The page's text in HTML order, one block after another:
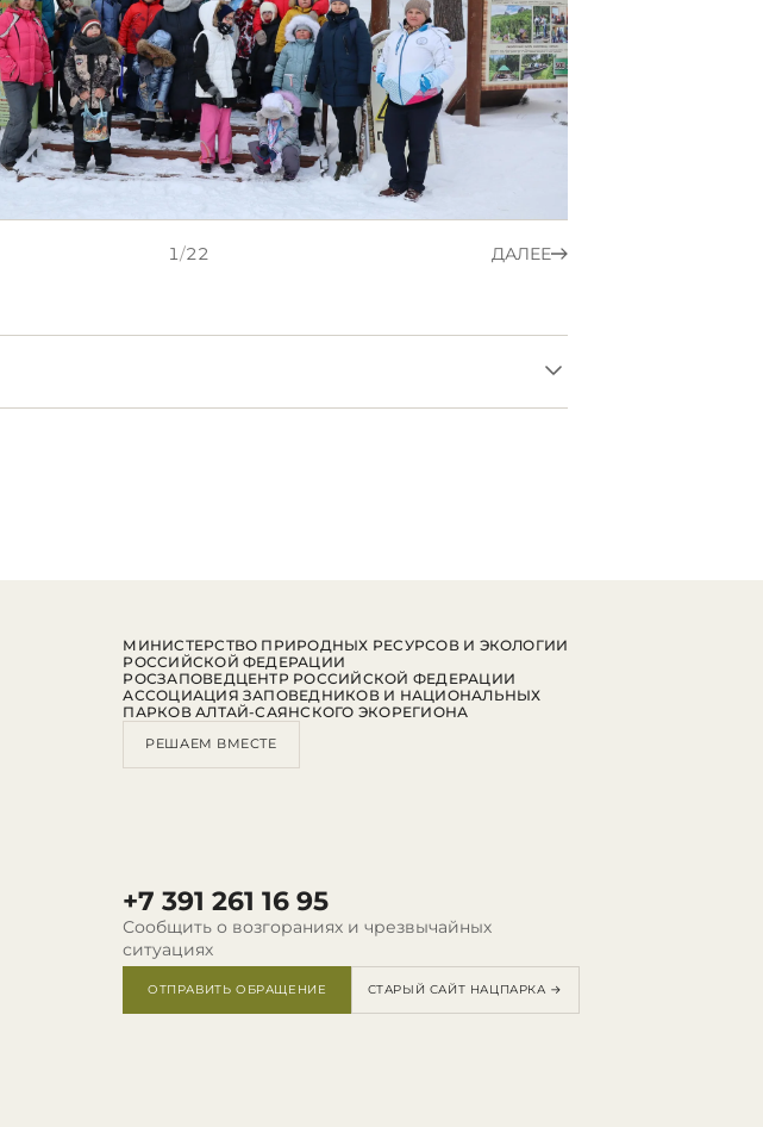
1/22 ДАЛЕЕ
+7 391 261 16 95
Сообщить о возгораниях и чрезвычайных
ситуациях
ОТПРАВИТЬ ОБРАЩЕНИЕ СТАРЫЙ САЙТ НАЦПАРКА →
МИНИСТЕРСТВО ПРИРОДНЫХ РЕСУРСОВ И ЭКОЛОГИИ
РОССИЙСКОЙ ФЕДЕРАЦИИ
РОСЗАПОВЕДЦЕНТР РОССИЙСКОЙ ФЕДЕРАЦИИ
АССОЦИАЦИЯ ЗАПОВЕДНИКОВ И НАЦИОНАЛЬНЫХ
ПАРКОВ АЛТАЙ-САЯНСКОГО ЭКОРЕГИОНА
РЕШАЕМ ВМЕСТЕ